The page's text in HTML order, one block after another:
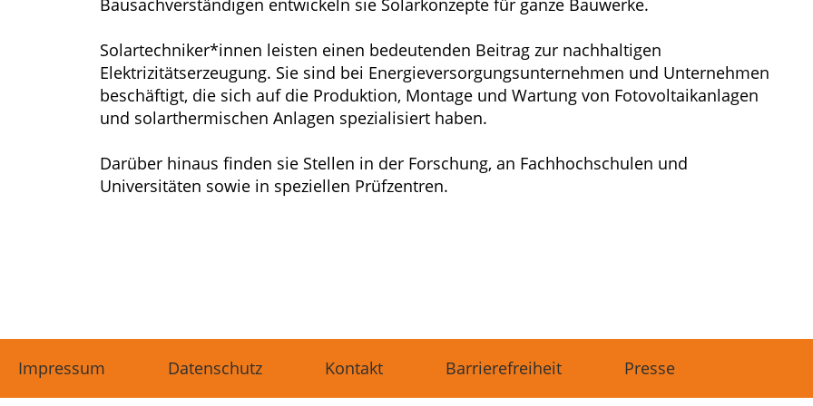
Bausachverständigen entwickeln sie Solarkonzepte für ganze Bauwerke.
Solartechniker*innen leisten einen bedeutenden Beitrag zur nachhaltigen
Elektrizitätserzeugung. Sie sind bei Energieversorgungsunternehmen und Unternehmen
beschäftigt, die sich auf die Produktion, Montage und Wartung von Fotovoltaikanlagen
und solarthermischen Anlagen spezialisiert haben.
Darüber hinaus finden sie Stellen in der Forschung, an Fachhochschulen und
Universitäten sowie in speziellen Prüfzentren.
Impressum Datenschutz Kontakt Barrierefreiheit Presse